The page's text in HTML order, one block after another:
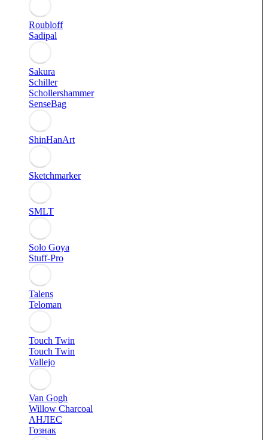
Roubloff
Sadipal
Sakura
Schiller
Schollershammer
SenseBag
ShinHanArt
Sketchmarker
SMLT
Solo Goya
Stuff-Pro
Talens
Teloman
Touch Twin
Touch Twin
Vallejo
Van Gogh
Willow Charcoal
АНЛЕС
Гознак